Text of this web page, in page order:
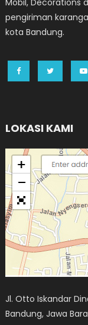
Mobil, Decorations
pengiriman
kota Bandung.
LOKASI KAMI
Jl. Otto Iskandar
Bandung, Jawa